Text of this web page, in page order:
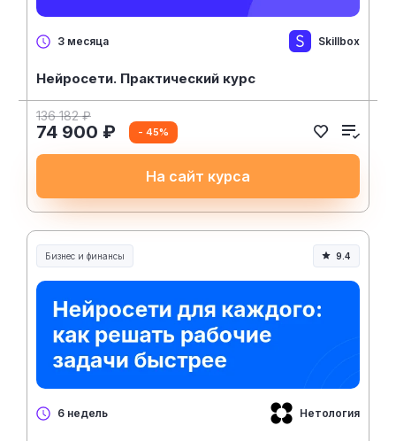
3 месяца Skillbox
Нейросети. Практический курс
136 182 ₽
74 900 ₽ - 45%
На сайт курса
Бизнес и финансы 9.4
6 недель Нетология